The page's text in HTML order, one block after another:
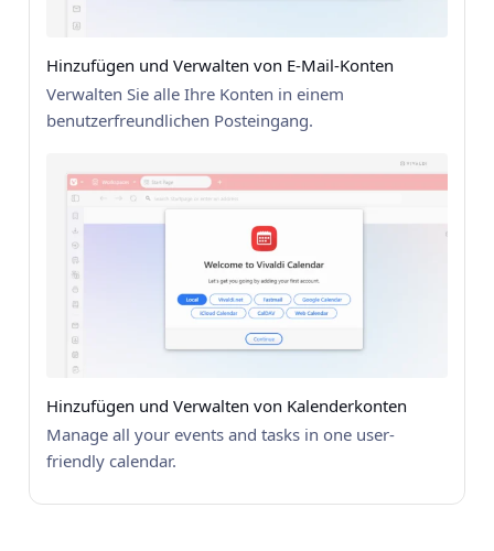
Hinzufügen und Verwalten von E-Mail-Konten
Verwalten Sie alle Ihre Konten in einem
benutzerfreundlichen Posteingang.
Hinzufügen und Verwalten von Kalenderkonten
Manage all your events and tasks in one user-
friendly calendar.